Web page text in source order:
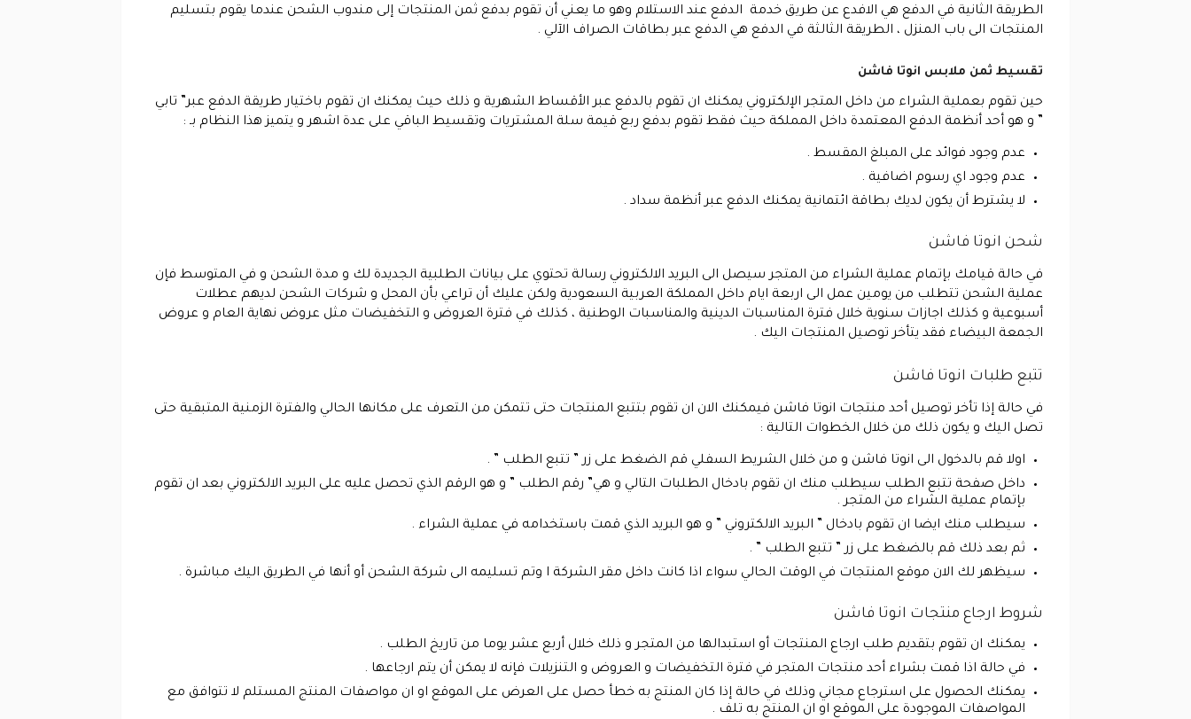
الطريقة الثانية في الدفع هي الافدع عن طريق خدمة الدفع عند الاستلام وهو ما يعني أن تقوم بدفع ثمن المنتجات إلى مندوب الشحن عندما يقوم بتسليم
المنتجات الى باب المنزل ، الطريقة الثالثة في الدفع هي الدفع عبر بطاقات الصراف الآلي .
تقسيط ثمن ملابس انوتا فاشن
حين تقوم بعملية الشراء من داخل المتجر الإلكتروني يمكنك ان تقوم بالدفع عبر الأقساط الشهرية و ذلك حيث يمكنك ان تقوم باختيار طريقة الدفع عبر” تابي
” و هو أحد أنظمة الدفع المعتمدة داخل المملكة حيث فقط تقوم بدفع ربع قيمة سلة المشتريات وتقسيط الباقي على عدة اشهر و يتميز هذا النظام بـ :
عدم وجود فوائد على المبلغ المقسط .
عدم وجود اي رسوم اضافية .
لا يشترط أن يكون لديك بطاقة ائتمانية يمكنك الدفع عبر أنظمة سداد .
شحن انوتا فاشن
في حالة قيامك بإتمام عملية الشراء من المتجر سيصل الى البريد الالكتروني رسالة تحتوي على بيانات الطلبية الجديدة لك و مدة الشحن و في المتوسط فإن
عملية الشحن تتطلب من يومين عمل الى اربعة ايام داخل المملكة العربية السعودية ولكن عليك أن تراعي بأن المحل و شركات الشحن لديهم عطلات
أسبوعية و كذلك اجازات سنوية خلال فترة المناسبات الدينية والمناسبات الوطنية ، كذلك في فترة العروض و التخفيضات مثل عروض نهاية العام و عروض
الجمعة البيضاء فقد يتأخر توصيل المنتجات اليك .
تتبع طلبات انوتا فاشن
في حالة إذا تأخر توصيل أحد منتجات انوتا فاشن فيمكنك الان ان تقوم بتتبع المنتجات حتى تتمكن من التعرف على مكانها الحالي والفترة الزمنية المتبقية حتى
تصل اليك و يكون ذلك من خلال الخطوات التالية :
اولا قم بالدخول الى انوتا فاشن و من خلال الشريط السفلي قم الضغط على زر ” تتبع الطلب ” .
داخل صفحة تتبع الطلب سيطلب منك ان تقوم بادخال الطلبات التالي و هي” رقم الطلب ” و هو الرقم الذي تحصل عليه على البريد الالكتروني بعد ان تقوم
بإتمام عملية الشراء من المتجر .
سيطلب منك ايضا ان تقوم بادخال ” البريد الالكتروني ” و هو البريد الذي قمت باستخدامه في عملية الشراء .
ثم بعد ذلك قم بالضغط على زر ” تتبع الطلب ” .
سيظهر لك الان موقع المنتجات في الوقت الحالي سواء اذا كانت داخل مقر الشركة ا وتم تسليمه الى شركة الشحن أو أنها في الطريق اليك مباشرة .
شروط ارجاع منتجات انوتا فاشن
يمكنك ان تقوم بتقديم طلب ارجاع المنتجات أو استبدالها من المتجر و ذلك خلال أربع عشر يوما من تاريخ الطلب .
في حالة اذا قمت بشراء أحد منتجات المتجر في فترة التخفيضات و العروض و التنزيلات فإنه لا يمكن أن يتم ارجاعها .
يمكنك الحصول على استرجاع مجاني وذلك في حالة إذا كان المنتج به خطأ حصل على العرض على الموقع او ان مواصفات المنتج المستلم لا تتوافق مع
المواصفات الموجودة على الموقع او ان المنتج به تلف .